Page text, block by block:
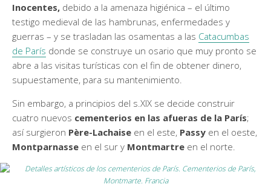
Inocentes, debido a la amenaza higiénica – el último
testigo medieval de las hambrunas, enfermedades y
guerras – y se trasladan las osamentas a las Catacumbas
de París donde se construye un osario que muy pronto se
abre a las visitas turísticas con el fin de obtener dinero,
supuestamente, para su mantenimiento.
Sin embargo, a principios del s.XIX se decide construir
cuatro nuevos cementerios en las afueras de la París;
así surgieron Père-Lachaise en el este, Passy en el oeste,
Montparnasse en el sur y Montmartre en el norte.